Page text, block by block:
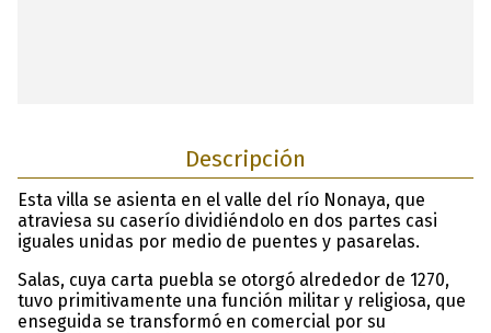
Descripción
Esta villa se asienta en el valle del río Nonaya, que
atraviesa su caserío dividiéndolo en dos partes casi
iguales unidas por medio de puentes y pasarelas.
Salas, cuya carta puebla se otorgó alrededor de 1270,
tuvo primitivamente una función militar y religiosa, que
enseguida se transformó en comercial por su